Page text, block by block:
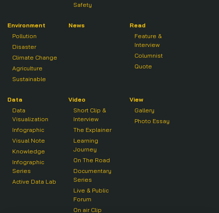
Safety
Environment
Pollution
Disaster
Climate Change
Agriculture
Sustainable
News
Read
Feature &
Interview
Columnist
Quote
Data
Data
Visualization
Infographic
Visual Note
Knowledge
Infographic
Series
Active Data Lab
Video
Short Clip &
Interview
The Explainer
Learning
Journey
On The Road
Documentary
Series
Live & Public
Forum
On air Clip
View
Gallery
Photo Essay